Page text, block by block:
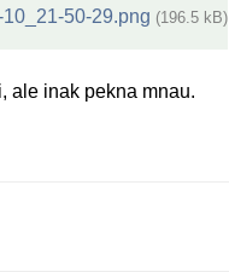
50-29.png (196.5 kB)
ale inak pekna mnau.